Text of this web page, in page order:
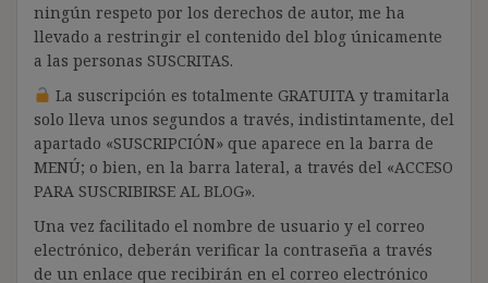
ningún respeto por los derechos de autor, me ha
llevado a restringir el contenido del blog únicamente
a las personas SUSCRITAS.
La suscripción es totalmente GRATUITA y tramitarla
solo lleva unos segundos a través, indistintamente, del
apartado «SUSCRIPCIÓN» que aparece en la barra de
MENÚ; o bien, en la barra lateral, a través del «ACCESO
PARA SUSCRIBIRSE AL BLOG».
Una vez facilitado el nombre de usuario y el correo
electrónico, deberán verificar la contraseña a través
de un enlace que recibirán en el correo electrónico